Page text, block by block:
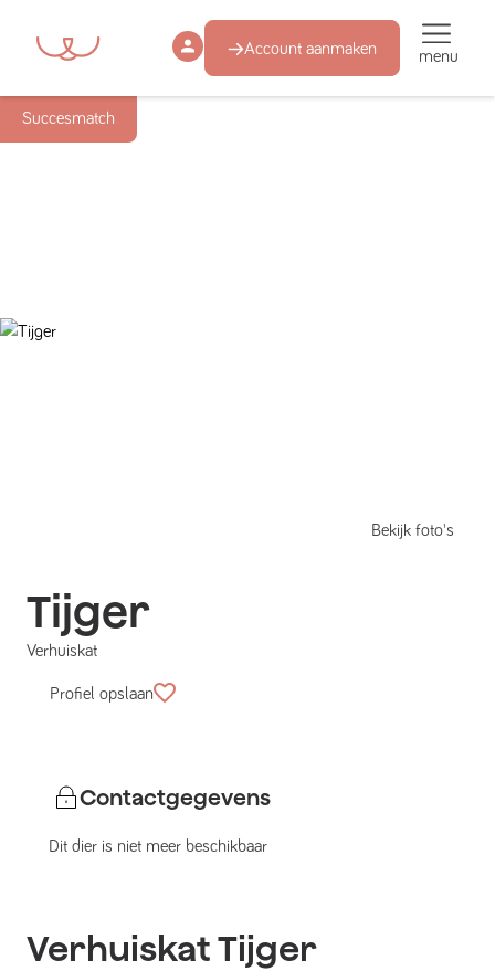
Account aanmaken menu
Succesmatch
Bekijk foto's
Tijger
Verhuiskat
Profiel opslaan
Contactgegevens
Dit dier is niet meer beschikbaar
VerhuiskatTijger